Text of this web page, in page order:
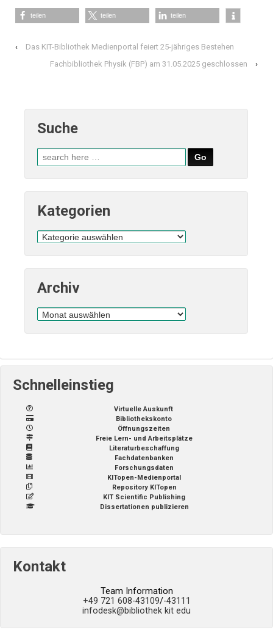
teilen teilen teilen
‹
Das KIT-Bibliothek Medienportal feiert 25-jähriges Bestehen
Fachbibliothek Physik (FBP) am 31.05.2025 geschlossen
›
Suche
Suche
nach:
Kategorien
Kategorien
Archiv
Archiv
Schnelleinstieg
Virtuelle Auskunft
Bibliothekskonto
Öffnungszeiten
Freie Lern- und Arbeitsplätze
Literaturbeschaffung
Fachdatenbanken
Forschungsdaten
KITopen-Medienportal
Repository KITopen
KIT Scientific Publishing
Dissertationen publizieren
Kontakt
Team Information
+49 721 608-43109/-43111
infodesk@bibliothek kit edu